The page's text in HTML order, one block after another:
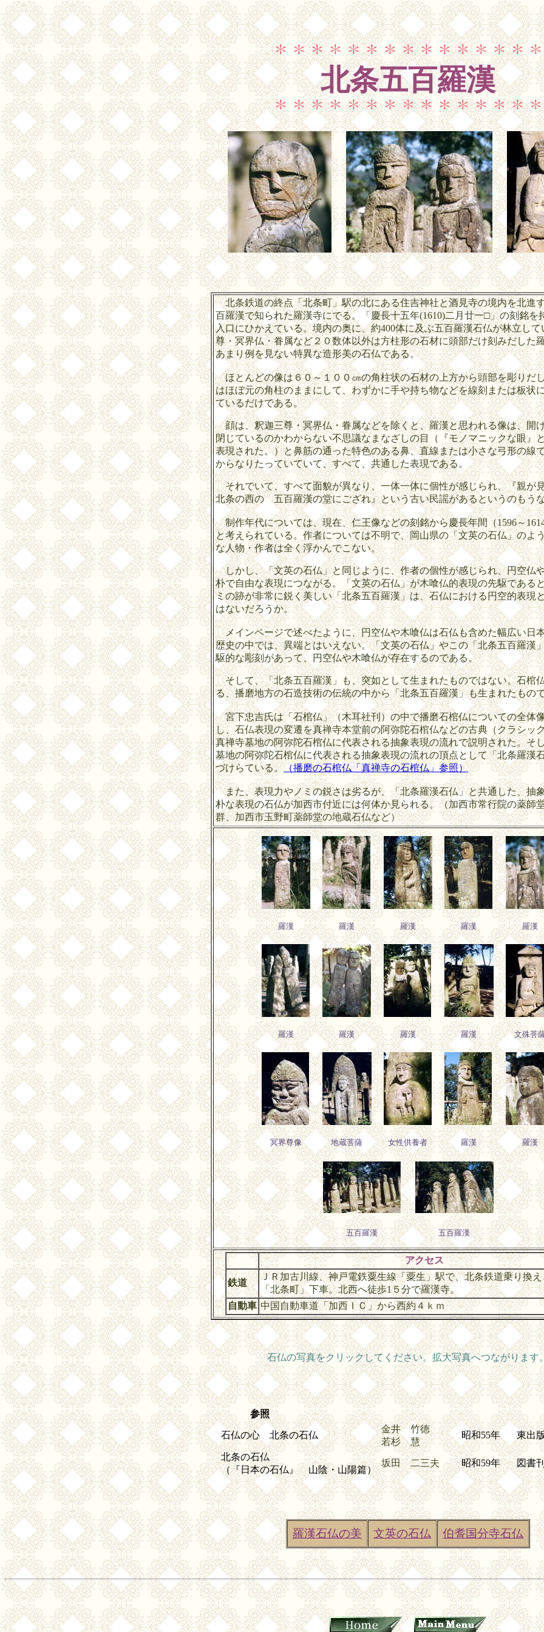
北条五百羅漢
北条鉄道の終点「北条町」駅の北にある住吉神社と酒見寺の境内を北進
百羅漢で知られた羅漢寺にでる。「慶長十五年(1610)二月廿一□」の刻銘を
入口にひかえている。境内の奥に、約400体に及ぶ五百羅漢石仏が林立し
尊・冥界仏・眷属など２０数体以外は方柱形の石材に頭部だけ刻みだした
あまり例を見ない特異な造形美の石仏である。
ほとんどの像は６０～１００㎝の角柱状の石材の上方から頭部を彫りだ
はほぼ元の角柱のままにして、わずかに手や持ち物などを線刻または板状
ているだけである。
顔は、釈迦三尊・冥界仏・眷属などを除くと、羅漢と思われる像は、開
閉じているのかわからない不思議なまなざしの目（『モノマニックな眼』
表現された。）と鼻筋の通った特色のある鼻、直線または小さな弓形の線
からなりたっていていて、すべて、共通した表現である。
それでいて、すべて面貌が異なり、一体一体に個性が感じられ、『親
北条の西の 五百羅漢の堂にござれ』という古い民謡があるというのもう
制作年代については、現在、仁王像などの刻銘から慶長年間（1596～
と考えられている。作者については不明で、岡山県の「文英の石仏」のよ
な人物・作者は全く浮かんでこない。
しかし、「文英の石仏」と同じように、作者の個性が感じられ、円空仏
朴で自由な表現につながる。「文英の石仏」が木喰仏的表現の先駆である
ミの跡が非常に鋭く美しい「北条五百羅漢」は、石仏における円空的表現
はないだろうか。
メインページで述べたように、円空仏や木喰仏は石仏も含めた幅広い日
歴史の中では、異端とはいえない。「文英の石仏」やこの「北条五百羅漢
駆的な彫刻があって、円空仏や木喰仏が存在するのである。
そして、「北条五百羅漢」も、突如として生まれたものではない。石棺
る、播磨地方の石造技術の伝統の中から「北条五百羅漢」も生まれたもの
宮下忠吉氏は「石棺仏」（木耳社刊）の中で播磨石棺仏についての全体
し、石仏表現の変遷を真禅寺本堂前の阿弥陀石棺仏などの古典（クラシッ
真禅寺墓地の阿弥陀石棺仏に代表される抽象表現の流れで説明された。そ
墓地の阿弥陀石棺仏に代表される抽象表現の流れの頂点として「北条羅漢
づけらている。（播磨の石棺仏「真禅寺の石棺仏」参照）
また、表現力やノミの鋭さは劣るが、「北条羅漢石仏」と共通した、抽
朴な表現の石仏が加西市付近には何体か見られる。（加西市常行院の薬師
群、加西市玉野町薬師堂の地蔵石仏など）
羅漢 羅漢 羅漢 羅漢 羅漢
羅漢 羅漢 羅漢 羅漢 文殊菩
冥界尊像 地蔵菩薩 女性供養者 羅漢 羅漢
五百羅漢 五百羅漢
アクセス
鉄道
ＪＲ加古川線、神戸電鉄粟生線「粟生」駅で、北条鉄道乗り換
「北条町」下車。北西へ徒歩1５分で羅漢寺。
自動車 中国自動車道「加西ＩＣ」から西約４ｋｍ
石仏の写真をクリックしてください。拡大写真へつながります
参照
石仏の心 北条の石仏
金井 竹徳
若杉 慧
昭和55年 東出
北条の石仏
（『日本の石仏』 山陰・山陽篇）
坂田 二三夫 昭和59年 図書
羅漢石仏の美 文英の石仏 伯耆国分寺石仏